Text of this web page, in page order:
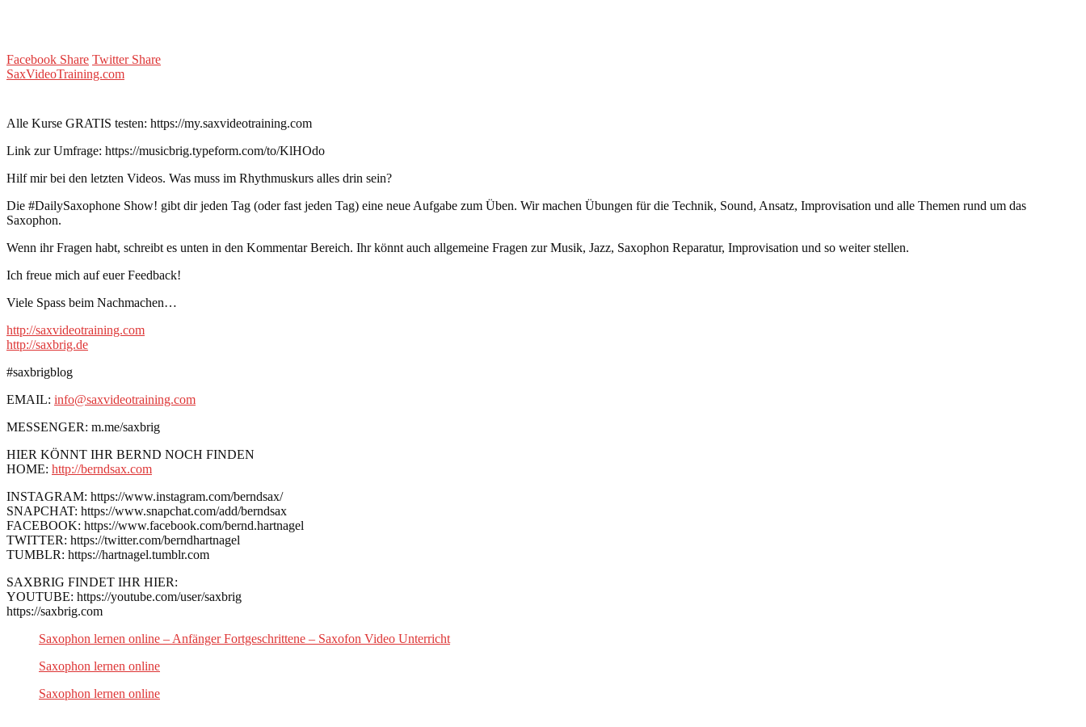
Facebook Share Twitter Share
SaxVideoTraining.com
Alle Kurse GRATIS testen: https://my.saxvideotraining.com
Link zur Umfrage: https://musicbrig.typeform.com/to/KlHOdo
Hilf mir bei den letzten Videos. Was muss im Rhythmuskurs alles drin sein?
Die #DailySaxophone Show! gibt dir jeden Tag (oder fast jeden Tag) eine neue Aufgabe zum Üben. Wir machen Übungen für die Technik, Sound, Ansatz, Improvisation und alle Themen rund um das
Saxophon.
Wenn ihr Fragen habt, schreibt es unten in den Kommentar Bereich. Ihr könnt auch allgemeine Fragen zur Musik, Jazz, Saxophon Reparatur, Improvisation und so weiter stellen.
Ich freue mich auf euer Feedback!
Viele Spass beim Nachmachen…
http://saxvideotraining.com
http://saxbrig.de
#saxbrigblog
EMAIL: info@saxvideotraining.com
MESSENGER: m.me/saxbrig
HIER KÖNNT IHR BERND NOCH FINDEN
HOME: http://berndsax.com
INSTAGRAM: https://www.instagram.com/berndsax/
SNAPCHAT: https://www.snapchat.com/add/berndsax
FACEBOOK: https://www.facebook.com/bernd.hartnagel
TWITTER: https://twitter.com/berndhartnagel
TUMBLR: https://hartnagel.tumblr.com
SAXBRIG FINDET IHR HIER:
YOUTUBE: https://youtube.com/user/saxbrig
https://saxbrig.com
Saxophon lernen online – Anfänger Fortgeschrittene – Saxofon Video Unterricht
Saxophon lernen online
Saxophon lernen online